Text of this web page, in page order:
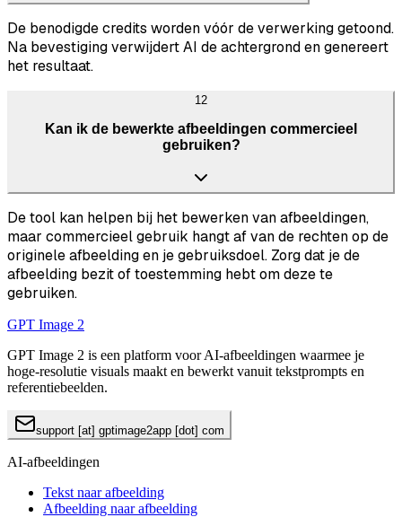
De benodigde credits worden vóór de verwerking getoond.
Na bevestiging verwijdert AI de achtergrond en genereert
het resultaat.
12
Kan ik de bewerkte afbeeldingen commercieel
gebruiken?
De tool kan helpen bij het bewerken van afbeeldingen,
maar commercieel gebruik hangt af van de rechten op de
originele afbeelding en je gebruiksdoel. Zorg dat je de
afbeelding bezit of toestemming hebt om deze te
gebruiken.
GPT Image 2
GPT Image 2 is een platform voor AI-afbeeldingen waarmee je
hoge-resolutie visuals maakt en bewerkt vanuit tekstprompts en
referentiebeelden.
support [at] gptimage2app [dot] com
AI-afbeeldingen
Tekst naar afbeelding
Afbeelding naar afbeelding